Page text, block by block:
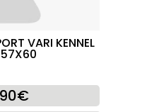
VARI KENNEL